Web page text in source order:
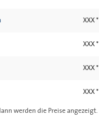
XXX *
XXX *
XXX *
XXX *
werden die Preise angezeigt.